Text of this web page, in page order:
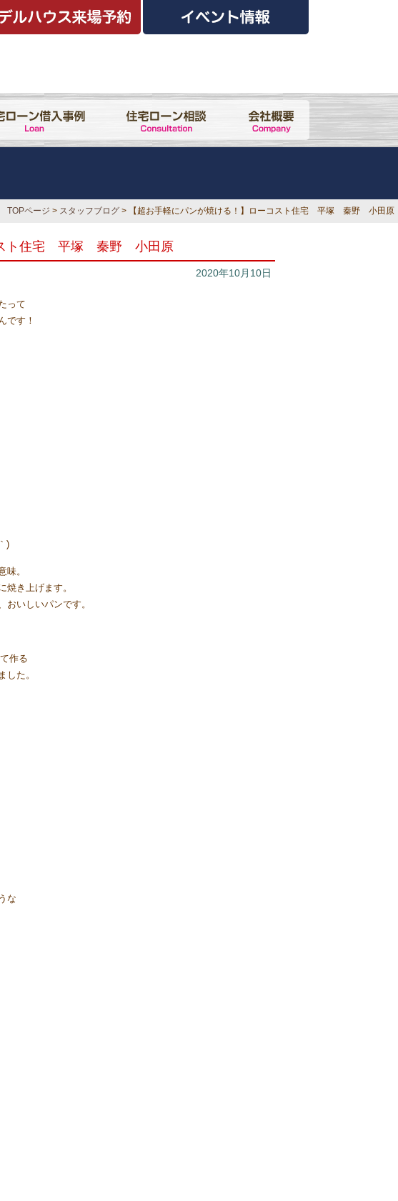
TOPページ > スタッフブログ > 【超お手軽にパンが焼ける！】ローコスト住宅 平塚 秦野 小田原
スト住宅 平塚 秦野 小田原
2020年10月10日
って
です！
)
味。
焼き上げます。
いしいパンです。
作る
した。
な